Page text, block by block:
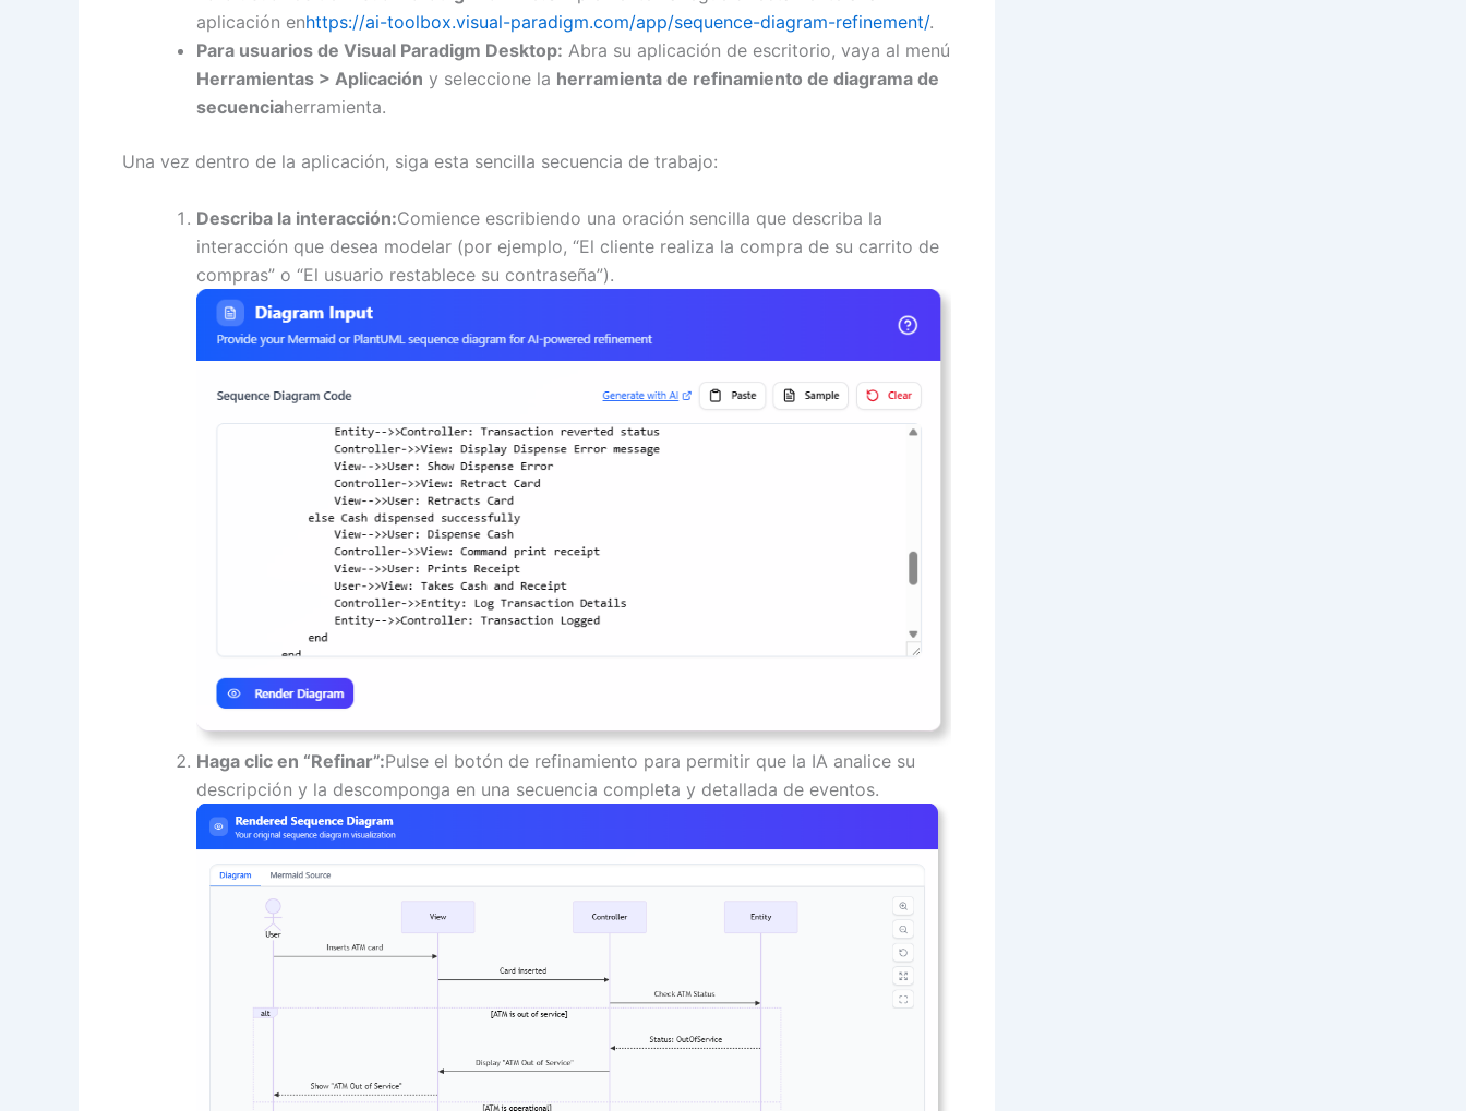
aplicación enhttps://ai-toolbox.visual-paradigm.com/app/sequence-diagram-refinement/.
Para usuarios de Visual Paradigm Desktop: Abra su aplicación de escritorio, vaya al menú
Herramientas > Aplicación y seleccione la herramienta de refinamiento de diagrama de
secuenciaherramienta.
Una vez dentro de la aplicación, siga esta sencilla secuencia de trabajo:
Describa la interacción:Comience escribiendo una oración sencilla que describa la
interacción que desea modelar (por ejemplo, “El cliente realiza la compra de su carrito de
compras” o “El usuario restablece su contraseña”).
Haga clic en “Refinar”:Pulse el botón de refinamiento para permitir que la IA analice su
descripción y la descomponga en una secuencia completa y detallada de eventos.